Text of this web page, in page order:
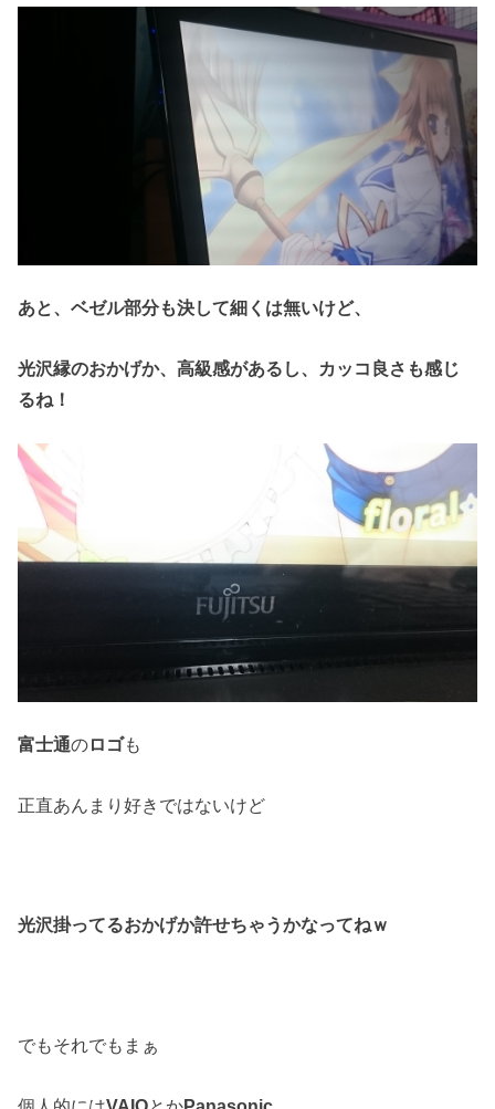
あと、ベゼル部分も決して細くは無いけど、
光沢縁のおかげか、高級感があるし、カッコ良さも感じ
るね！
富士通のロゴも
正直あんまり好きではないけど
光沢掛ってるおかげか許せちゃうかなってねｗ
でもそれでもまぁ